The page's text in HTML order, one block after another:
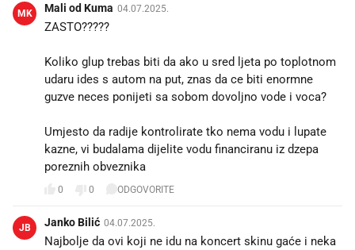
MK Mali od Kuma 04.07.2025.
ZASTO?????
Koliko glup trebas biti da ako u sred ljeta po toplotnom
udaru ides s autom na put, znas da ce biti enormne
guzve neces ponijeti sa sobom dovoljno vode i voca?
Umjesto da radije kontrolirate tko nema vodu i lupate
kazne, vi budalama dijelite vodu financiranu iz dzepa
poreznih obveznika
0 0 ODGOVORITE
JB Janko Bilić 04.07.2025.
Najbolje da ovi koji ne idu na koncert skinu gaće i neka